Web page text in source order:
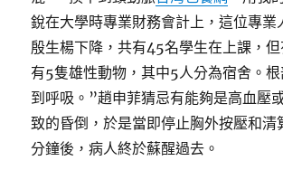
銳在大學時專業財務會計上，這位專業
殷生楊下降，共有45名學生在上課，
有5隻雄性動物，其中5人分為宿舍。
到呼吸。”趙申菲猜忌有能夠是高血壓
致的昏倒，於是當即停止胸外按壓和清
分鐘後，病人終於蘇醒過去。